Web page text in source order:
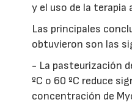
y el uso de la terapia
Las principales
obtuvieron son las
- La pasteurización
ºC o 60 ºC reduce
concentración de